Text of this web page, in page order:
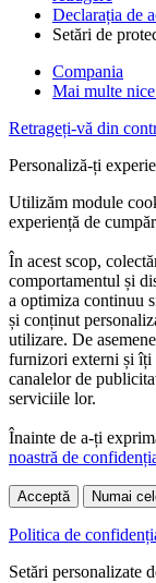
Declarația de
Setări de
Compania
Mai multe
Retrageți-vă din
Personaliză-ți
Utilizăm module
experiență de
În acest scop,
comportamentul și
a optimiza continuu
și conținut
utilizare. De
furnizori externi și îți
canalelor de
serviciile lor.
Înainte de a-ți
noastră de
Acceptă Numai
Politica de
Setări personalizate